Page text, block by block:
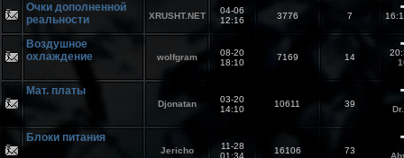
Очки дополненной
реальности
XRUSHT.NET
04-06
12:16
3776 7
Воздушное
охлаждение
wolfgram
08-20
18:10
7169 14
Мат. платы
Djonatan
03-20
14:10
10611 39
Блоки питания
Jericho
11-28
01:34
16106 73